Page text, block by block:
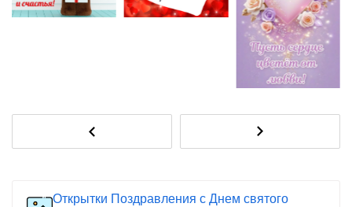
Открытки Поздравления с Днем святого